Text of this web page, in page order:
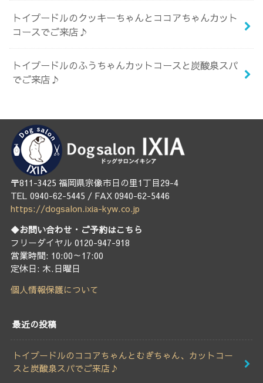
トイプードルのクッキーちゃんとココアちゃんカット
コースでご来店♪
トイプードルのふうちゃんカットコースと炭酸泉スパ
でご来店♪
〒811-3425 福岡県宗像市日の里1丁目29-4
TEL 0940-62-5445 / FAX 0940-62-5446
https://dogsalon.ixia-kyw.co.jp
◆お問い合わせ・ご予約はこちら
フリーダイヤル 0120-947-918
営業時間: 10:00～17:00
定休日: 木.日曜日
個人情報保護について
最近の投稿
トイプードルのココアちゃんとむぎちゃん、カットコー
スと炭酸泉スパでご来店♪